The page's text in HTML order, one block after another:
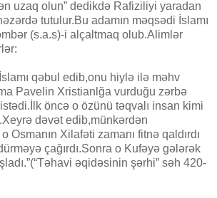
uzaq olun” dedikdə Rafiziliyi yaradan
tutulur.Bu adamın məqsədi İslamı
(s.a.s)-i alçaltmaq olub.Alimlər
qəbul edib,onu hiylə ilə məhv
Pavelin Xristianlğa vurduğu zərbə
öncə o özünü təqvalı insan kimi
dəvət edib,münkərdən
Osmanın Xilafəti zamanı fitnə qaldırdı
çağırdı.Sonra o Kufəyə gələrək
əqidəsinin şərhi” səh 420-